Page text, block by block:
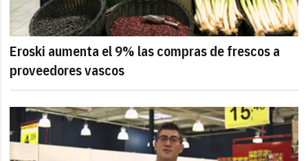
Eroski aumenta el 9% las compras de frescos a
proveedores vascos